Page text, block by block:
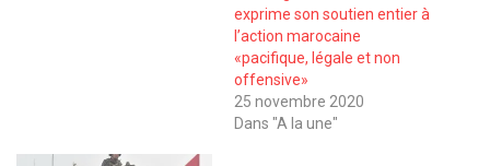
exprime son soutien entier à
l’action marocaine
«pacifique, légale et non
offensive»
25 novembre 2020
Dans "A la une"